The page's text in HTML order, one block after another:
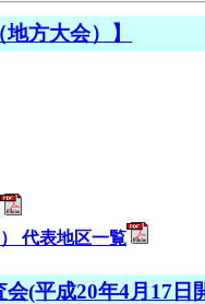
方大会）】
代表地区一覧
(平成20年4月17日